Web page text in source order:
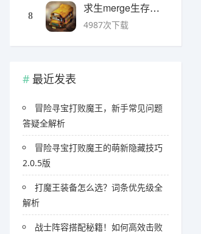
8
求生merge生存之地手机版 v1.48.0安卓版
4987次下载
最近发表
冒险寻宝打败魔王，新手常见问题
答疑全解析
冒险寻宝打败魔王的萌新隐藏技巧
2.0.5版
打魔王装备怎么选？词条优先级全
解析
战士阵容搭配秘籍！如何高效击败